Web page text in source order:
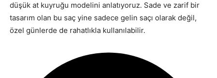
düşük at kuyruğu modelini anlatıyoruz. Sade ve zarif bir
tasarım olan bu saç yine sadece gelin saçı olarak değil,
özel günlerde de rahatlıkla kullanılabilir.